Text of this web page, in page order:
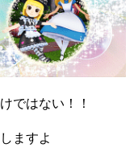
ではない！！
ますよ